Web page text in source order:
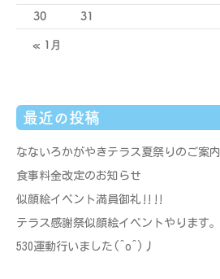
30 31
« 1月
最近の投稿
なないろかがやきテラス夏祭りのご案内
食事料金改定のお知らせ
似顔絵イベント満員御礼‼‼
テラス感謝祭似顔絵イベントやります。
530運動行いました(^o^)丿